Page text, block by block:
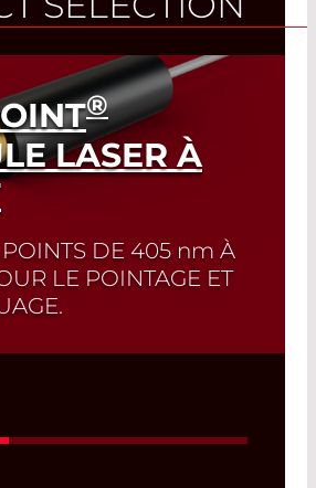
®
LASER À
DE 405 nm À
LE POINTAGE ET